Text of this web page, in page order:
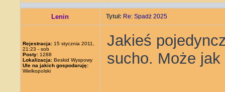
Lenin Tytuł: Re: Spadż 2025
Rejestracja: 15 stycznia 2011,
21:23 - sob
Posty: 1288
Lokalizacja: Beskid Wyspowy
Ule na jakich gospodaruję:
Wielkopolski
Jakieś
sucho. Może